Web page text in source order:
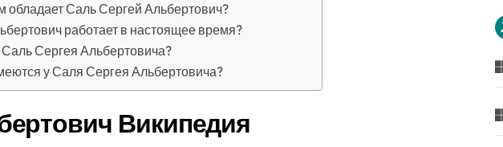
обладает Саль Сергей Альбертович?
работает в настоящее время?
Сергея Альбертовича?
у Саля Сергея Альбертовича?
Википедия